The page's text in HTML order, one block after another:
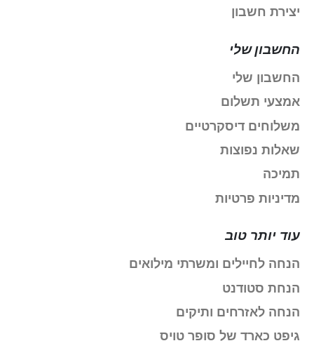
יצירת חשבון
החשבון שלי
החשבון שלי
אמצעי תשלום
משלוחים דיסקרטיים
שאלות נפוצות
תמיכה
מדיניות פרטיות
עוד יותר טוב
הנחה לחיילים ומשרתי מילואים
הנחת סטודנט
הנחה לאזרחים ותיקים
גיפט כארד של סופר טויס